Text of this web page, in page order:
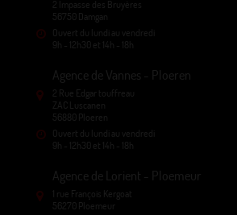
2 Impasse des Bruyères
56750 Damgan
Ouvert du lundi au vendredi
9h - 12h30 et 14h - 18h
Agence de Vannes - Ploeren
2 Rue Edgar touffreau
ZAC Luscanen
56880 Ploeren
Ouvert du lundi au vendredi
9h - 12h30 et 14h - 18h
Agence de Lorient - Ploemeur
1 rue François Kergoat
56270 Ploemeur